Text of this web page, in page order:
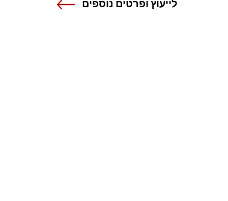
לייעוץ ופרטים נוספים